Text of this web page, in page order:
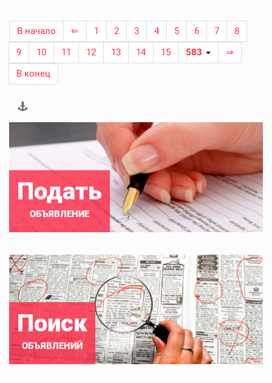
В начало ⇐ 1 2 3 4 5 6 7
8
9
10 11 12 13 14 15 583
⇒
В конец
Подать
ОБЪЯВЛЕНИЕ
Поиск
ОБЪЯВЛЕНИЙ